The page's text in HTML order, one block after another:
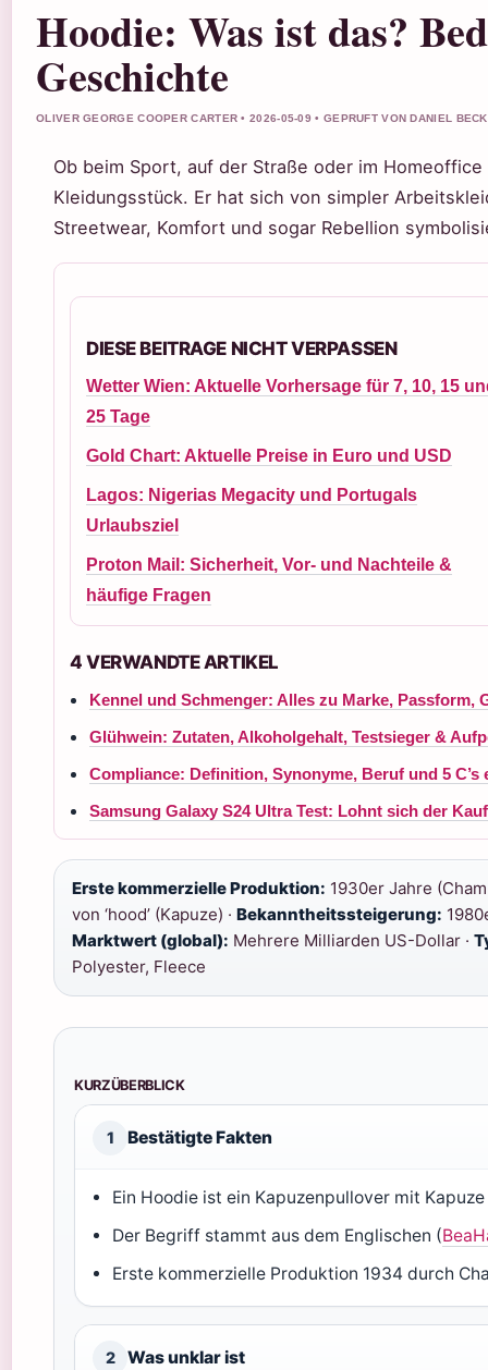
Hoodie: Was ist das?
Geschichte
OLIVER GEORGE COOPER CARTER • 2026-05-09 • GEPRUFT VON DANIEL
Ob beim Sport, auf der Straße oder im
Kleidungsstück. Er hat sich von simpler
Streetwear, Komfort und sogar Rebellion
DIESE BEITRAGE NICHT VERPASSEN
Wetter Wien: Aktuelle Vorhersage für 7, 10, 15
25 Tage
Gold Chart: Aktuelle Preise in Euro und USD
Lagos: Nigerias Megacity und Portugals
Urlaubsziel
Proton Mail: Sicherheit, Vor- und Nachteile &
häufige Fragen
4 VERWANDTE ARTIKEL
Kennel und Schmenger: Alles zu Marke, Passform,
Glühwein: Zutaten, Alkoholgehalt, Testsieger &
Compliance: Definition, Synonyme, Beruf und 5 C’s
Samsung Galaxy S24 Ultra Test: Lohnt sich der
Erste kommerzielle Produktion: 1930er Jahre
von ‘hood’ (Kapuze) · Bekanntheitssteigerung:
Marktwert (global): Mehrere Milliarden US-Dollar ·
Polyester, Fleece
KURZÜBERBLICK
1 Bestätigte Fakten
Ein Hoodie ist ein Kapuzenpullover mit
Der Begriff stammt aus dem Englischen (
Erste kommerzielle Produktion 1934 durch
2 Was unklar ist